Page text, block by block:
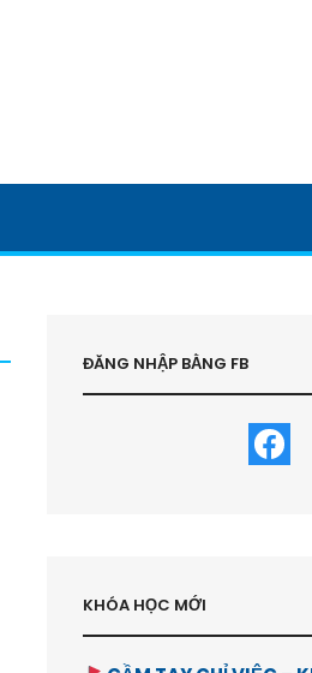
ĐĂNG NHẬP BẰNG FB
KHÓA HỌC MỚI